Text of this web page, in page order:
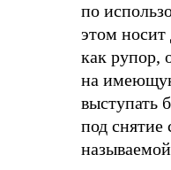
по
этом
как рупор,
на
выступать
под снятие